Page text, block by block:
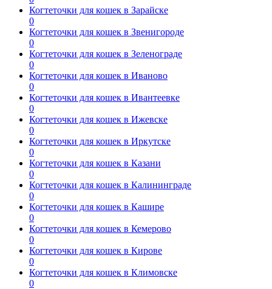
Когтеточки для кошек в Зарайске
0
Когтеточки для кошек в Звенигороде
0
Когтеточки для кошек в Зеленограде
0
Когтеточки для кошек в Иваново
0
Когтеточки для кошек в Ивантеевке
0
Когтеточки для кошек в Ижевске
0
Когтеточки для кошек в Иркутске
0
Когтеточки для кошек в Казани
0
Когтеточки для кошек в Калининграде
0
Когтеточки для кошек в Кашире
0
Когтеточки для кошек в Кемерово
0
Когтеточки для кошек в Кирове
0
Когтеточки для кошек в Климовске
0